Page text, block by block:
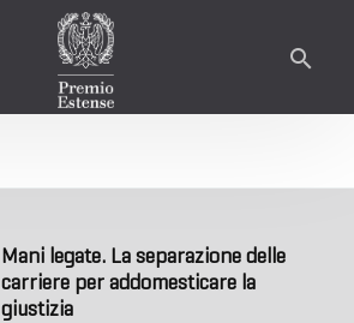
Mani legate. La separazione delle
carriere per addomesticare la
giustizia